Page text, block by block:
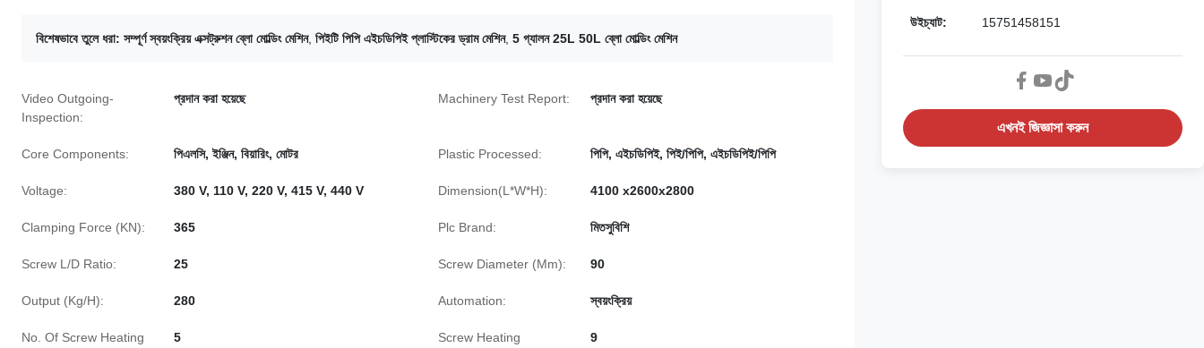
বিশেষভাবে তুলে ধরা: সম্পূর্ণ স্বয়ংক্রিয় এক্সট্রুশন ব্লো মোল্ডিং মেশিন, পিইটি পিপি এইচডিপিই প্লাস্টিকের ড্রাম মেশিন, 5 গ্যালন 25L 50L ব্লো মোল্ডিং মেশিন
Video Outgoing-
Inspection:
প্রদান করা হয়েছে Machinery Test Report: প্রদান করা হয়েছে
Core Components: পিএলসি, ইঞ্জিন, বিয়ারিং, মোটর Plastic Processed: পিপি, এইচডিপিই, পিই/পিপি, এইচডিপিই/পিপি
Voltage: 380 V, 110 V, 220 V, 415 V, 440 V Dimension(L*W*H): 4100 x2600x2800
Clamping Force (KN): 365 Plc Brand: মিতসুবিশি
Screw L/D Ratio: 25 Screw Diameter (Mm): 90
Output (Kg/H): 280 Automation: স্বয়ংক্রিয়
No. Of Screw Heating
5
Screw Heating
9
উইচ্যাট: 15751458151
এখনই জিজ্ঞাসা করুন